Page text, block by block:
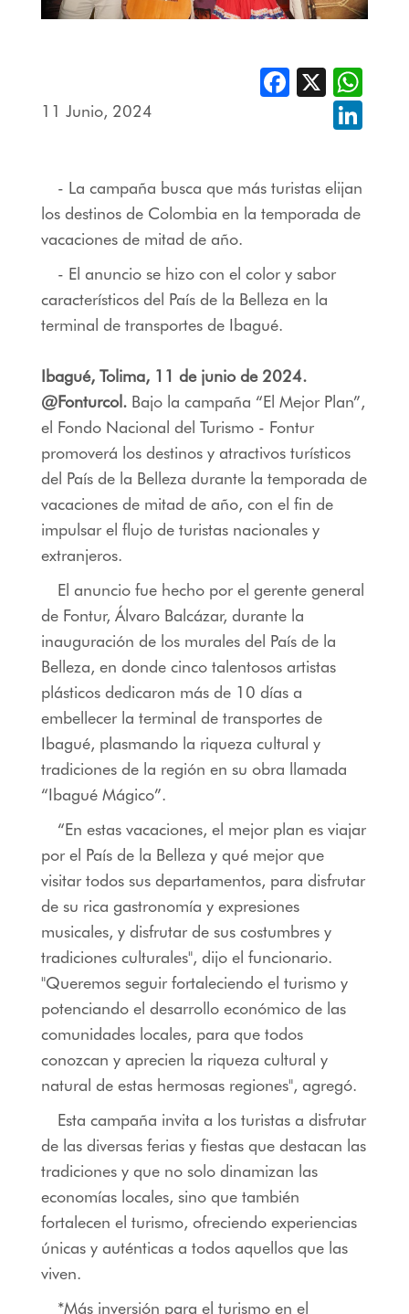
11 Junio, 2024
Facebook
X
- La campaña busca que más turistas elijan
los destinos de Colombia en la temporada de
vacaciones de mitad de año.
- El anuncio se hizo con el color y sabor
característicos del País de la Belleza en la
terminal de transportes de Ibagué.
Ibagué, Tolima, 11 de junio de 2024.
@Fonturcol. Bajo la campaña “El Mejor Plan”,
el Fondo Nacional del Turismo - Fontur
promoverá los destinos y atractivos turísticos
del País de la Belleza durante la temporada de
vacaciones de mitad de año, con el fin de
impulsar el flujo de turistas nacionales y
extranjeros.
El anuncio fue hecho por el gerente general
de Fontur, Álvaro Balcázar, durante la
inauguración de los murales del País de la
Belleza, en donde cinco talentosos artistas
plásticos dedicaron más de 10 días a
embellecer la terminal de transportes de
Ibagué, plasmando la riqueza cultural y
tradiciones de la región en su obra llamada
“Ibagué Mágico”.
“En estas vacaciones, el mejor plan es viajar
por el País de la Belleza y qué mejor que
visitar todos sus departamentos, para disfrutar
de su rica gastronomía y expresiones
musicales, y disfrutar de sus costumbres y
tradiciones culturales", dijo el funcionario.
"Queremos seguir fortaleciendo el turismo y
potenciando el desarrollo económico de las
comunidades locales, para que todos
conozcan y aprecien la riqueza cultural y
natural de estas hermosas regiones", agregó.
Esta campaña invita a los turistas a disfrutar
de las diversas ferias y fiestas que destacan las
tradiciones y que no solo dinamizan las
economías locales, sino que también
fortalecen el turismo, ofreciendo experiencias
únicas y auténticas a todos aquellos que las
viven.
*Más inversión para el turismo en el